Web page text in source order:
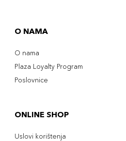
O NAMA
O nama
Plaza Loyalty Program
Poslovnice
ONLINE SHOP
Uslovi korištenja